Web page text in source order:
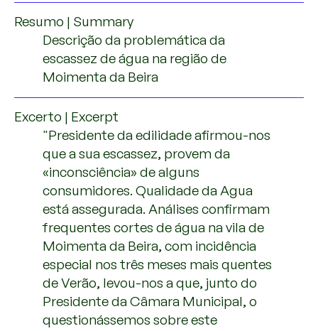
Resumo | Summary
Descrição da problemática da
escassez de água na região de
Moimenta da Beira
Excerto | Excerpt
"Presidente da edilidade afirmou-nos
que a sua escassez, provem da
«inconsciência» de alguns
consumidores. Qualidade da Agua
está assegurada. Análises confirmam
frequentes cortes de água na vila de
Moimenta da Beira, com incidência
especial nos três meses mais quentes
de Verão, levou-nos a que, junto do
Presidente da Câmara Municipal, o
questionássemos sobre este